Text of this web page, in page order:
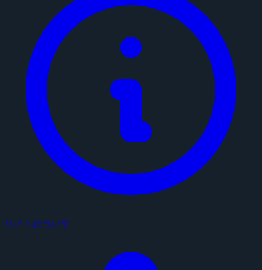
サイトについて